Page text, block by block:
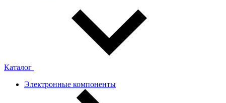
Каталог
Электронные компоненты